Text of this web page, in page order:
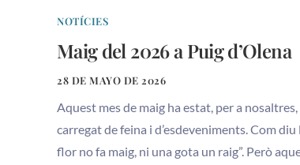
NOTÍCIES
Maig del 2026 a Puig d’Olena
28 DE MAYO DE 2026
Aquest mes de maig ha estat, per a
carregat de feina i d’esdeveniments. Com diu
flor no fa maig, ni una gota un raig”. Però